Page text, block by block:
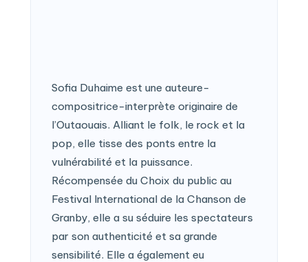
Sofia Duhaime est une auteure-
compositrice-interprète originaire de
l’Outaouais. Alliant le folk, le rock et la
pop, elle tisse des ponts entre la
vulnérabilité et la puissance.
Récompensée du Choix du public au
Festival International de la Chanson de
Granby, elle a su séduire les spectateurs
par son authenticité et sa grande
sensibilité. Elle a également eu